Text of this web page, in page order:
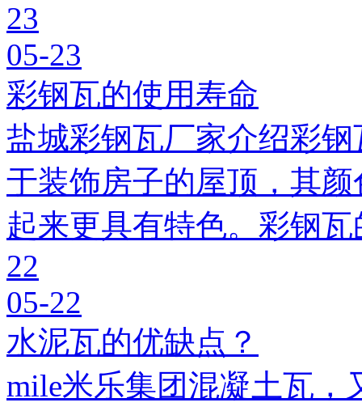
23
05-23
彩钢瓦的使用寿命
盐城彩钢瓦厂家介绍彩
于装饰房子的屋顶，其
起来更具有特色。彩钢
22
05-22
水泥瓦的优缺点？
mile米乐集团混凝土瓦，